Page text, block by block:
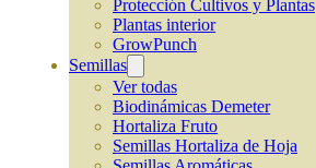
Protección Cultivos y Plantas
Plantas interior
GrowPunch
Semillas
Ver todas
Biodinámicas Demeter
Hortaliza Fruto
Semillas Hortaliza de Hoja